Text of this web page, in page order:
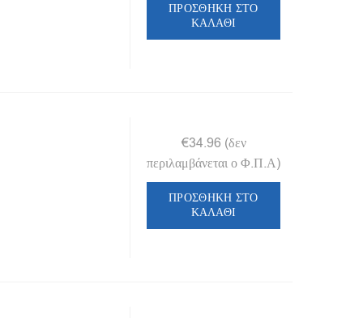
ΠΡΟΣΘΉΚΗ ΣΤΟ
ΚΑΛΆΘΙ
€34.96 (δεν
περιλαμβάνεται ο Φ.Π.Α)
ΠΡΟΣΘΉΚΗ ΣΤΟ
ΚΑΛΆΘΙ